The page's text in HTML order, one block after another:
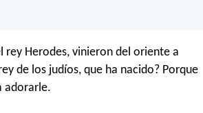
rey Herodes, vinieron del oriente a
de los judíos, que ha nacido? Porque
adorarle.